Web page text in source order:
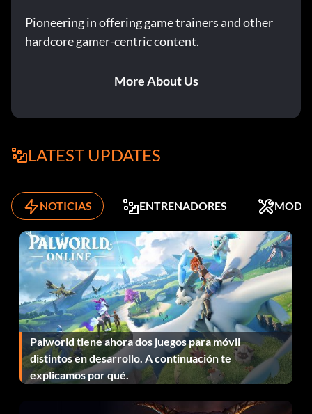
Pioneering in offering game trainers and other
hardcore gamer-centric content.
More About Us
LATEST UPDATES
NOTICIAS ENTRENADORES MODS
Palworld tiene ahora dos juegos para móvil
distintos en desarrollo. A continuación te
explicamos por qué.